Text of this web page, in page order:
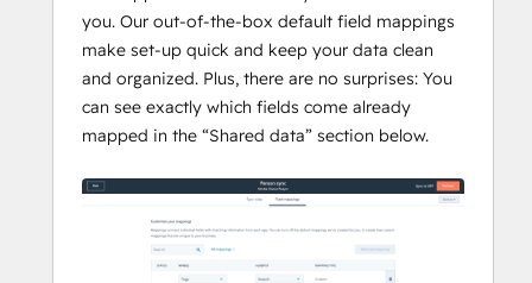
you. Our out-of-the-box default field mappings
make set-up quick and keep your data clean
and organized. Plus, there are no surprises: You
can see exactly which fields come already
mapped in the “Shared data” section below.